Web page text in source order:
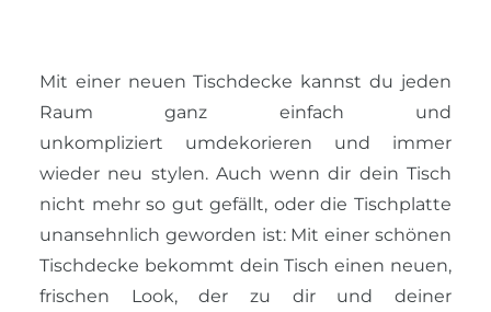
Mit einer neuen Tischdecke kannst du jeden
Raum ganz einfach und
unkompliziert umdekorieren und immer
wieder neu stylen. Auch wenn dir dein Tisch
nicht mehr so gut gefällt, oder die Tischplatte
unansehnlich geworden ist: Mit einer schönen
Tischdecke bekommt dein Tisch einen neuen,
frischen Look, der zu dir und deiner